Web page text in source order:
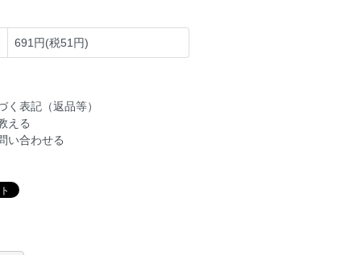
691円(税51円)
く表記（返品等）
える
い合わせる